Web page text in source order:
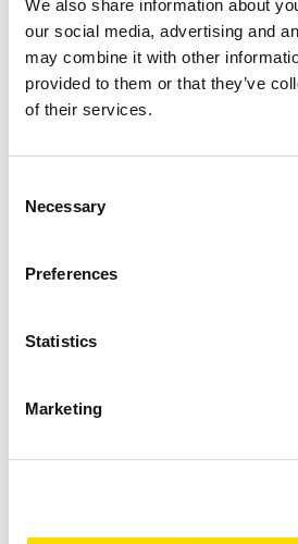
We also share information about
our social media, advertising and
may combine it with other
provided to them or that they’ve
of their services.
Selection
Necessary
Preferences
Statistics
Marketing
Finden Sie Ihren
Thema *
Kontinent/Region *
Land *